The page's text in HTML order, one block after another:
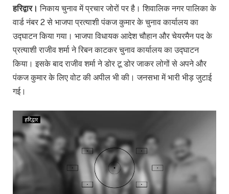
हरिद्वार। निकाय चुनाव में प्रचार जोरों पर है। शिवालिक नगर पालिका के
वार्ड नंबर 2 से भाजपा प्रत्याशी पंकज कुमार के चुनाव कार्यालय का
उद्घाटन किया गया। भाजपा विधायक आदेश चौहान और चेयरमैन पद के
प्रत्याशी राजीव शर्मा ने रिबन काटकर चुनाव कार्यालय का उद्घाटन
किया। इसके बाद राजीव शर्मा ने डोर टू डोर जाकर लोगों से अपने और
पंकज कुमार के लिए वोट की अपील भी की। जनसभा में भारी भीड़ जुटाई
गई।